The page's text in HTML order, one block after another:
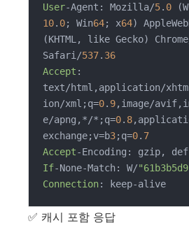
User-Agent: Mozilla/5. 0
10. 0; Win64; x64)
(KHTML, like Gecko)
Safari/537. 36
Accept :
text/html,application/
ion/xml;q=0. 9,image/
e/apng,*/*;q=0. 8
exchange;v=b3;q=0. 7
Accept
If-None-Match: W/
Connection
✅ 캐시 포함 응답